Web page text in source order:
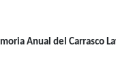
Anual del Carrasco